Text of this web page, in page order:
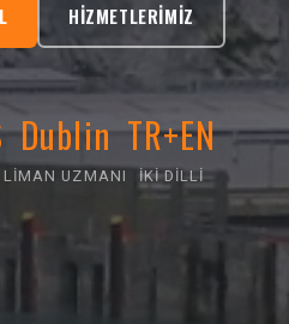
HIZMETLERIMIZ
Dublin
LIMAN UZMANI
TR+EN
İKI DILLI